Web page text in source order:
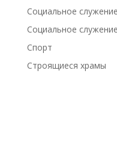
Социальное служение
Социальное служение
Спорт
Строящиеся храмы